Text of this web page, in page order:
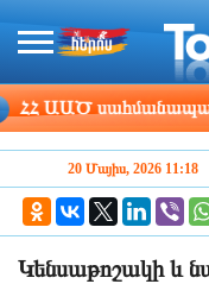
ԱԱԾ սահմանապահ
20 Մայիս, 2026 11:18
Կենսաթոշակի և